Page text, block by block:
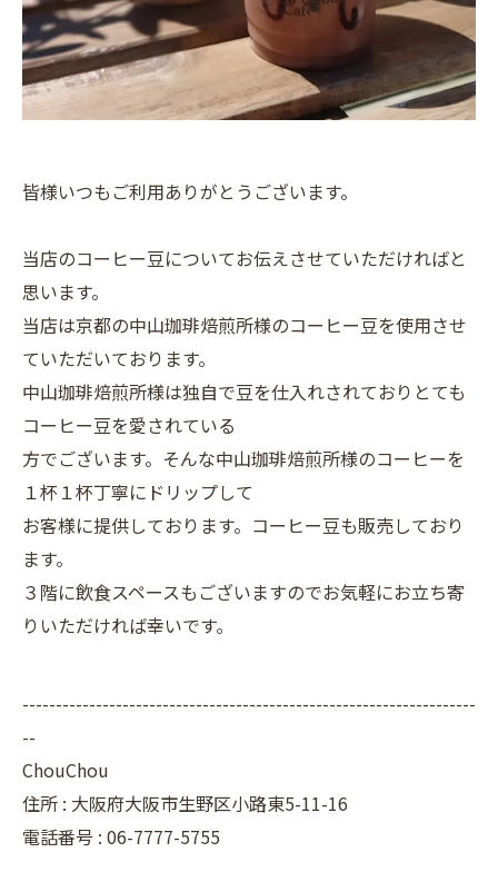
皆様いつもご利用ありがとうございます。
当店のコーヒー豆についてお伝えさせていただければと
思います。
当店は京都の中山珈琲焙煎所様のコーヒー豆を使用させ
ていただいております。
中山珈琲焙煎所様は独自で豆を仕入れされておりとても
コーヒー豆を愛されている
方でございます。そんな中山珈琲焙煎所様のコーヒーを
１杯１杯丁寧にドリップして
お客様に提供しております。コーヒー豆も販売しており
ます。
３階に飲食スペースもございますのでお気軽にお立ち寄
りいただければ幸いです。
--------------------------------------------------------------------
--
ChouChou
住所 : 大阪府大阪市生野区小路東5-11-16
電話番号 : 06-7777-5755